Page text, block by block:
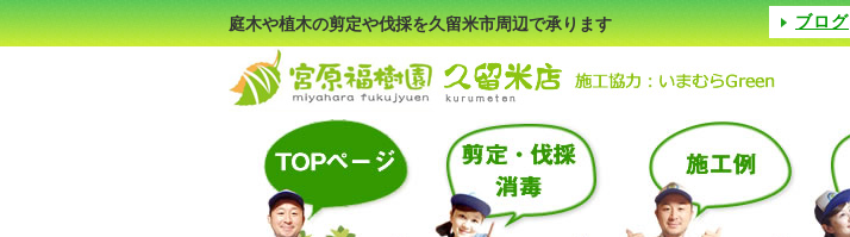
庭木や植木の剪定や伐採を久留米市周辺で承ります ブログ